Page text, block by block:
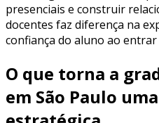
presenciais e construir
docentes faz diferença na
confiança do aluno ao entrar
O que torna a
em São Paulo